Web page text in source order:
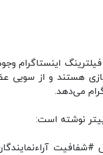
فیلترینگ
هستند و از
می‌دهد.
نوشته است:
#شفافیت